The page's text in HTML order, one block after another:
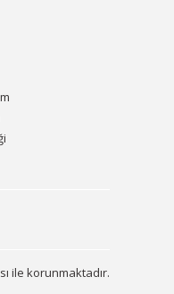
ile korunmaktadır.